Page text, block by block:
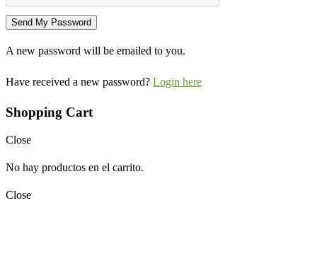
A new password will be emailed to you.
Have received a new password? Login here
Shopping Cart
Close
No hay productos en el carrito.
Close